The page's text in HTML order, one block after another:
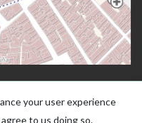
your user experience
to us doing so.